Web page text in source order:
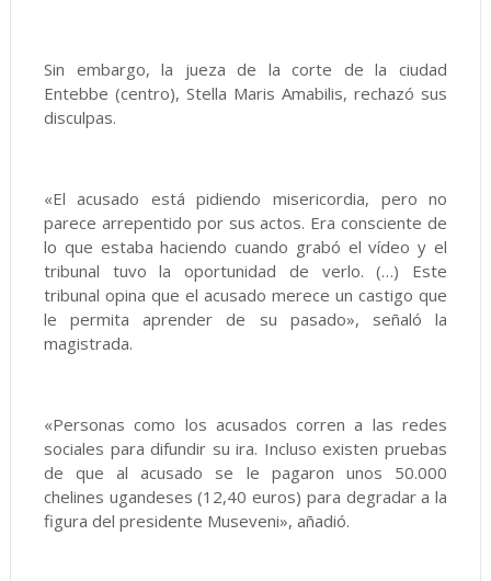
Sin embargo, la jueza de la corte de la ciudad
Entebbe (centro), Stella Maris Amabilis, rechazó sus
disculpas.
«El acusado está pidiendo misericordia, pero no
parece arrepentido por sus actos. Era consciente de
lo que estaba haciendo cuando grabó el vídeo y el
tribunal tuvo la oportunidad de verlo. (…) Este
tribunal opina que el acusado merece un castigo que
le permita aprender de su pasado», señaló la
magistrada.
«Personas como los acusados corren a las redes
sociales para difundir su ira. Incluso existen pruebas
de que al acusado se le pagaron unos 50.000
chelines ugandeses (12,40 euros) para degradar a la
figura del presidente Museveni», añadió.